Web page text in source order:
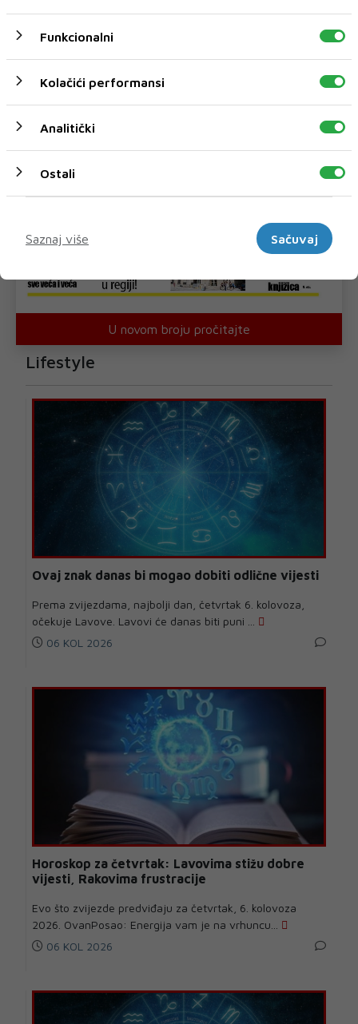
U novom broju pročitajte
Lifestyle
Ovaj znak danas bi mogao dobiti odlične vijesti
Prema zvijezdama, najbolji dan, četvrtak 6. kolovoza,
očekuje Lavove. Lavovi će danas biti puni ...
06 KOL 2026
Horoskop za četvrtak: Lavovima stižu dobre
vijesti, Rakovima frustracije
Evo što zvijezde predviđaju za četvrtak, 6. kolovoza
2026. OvanPosao: Energija vam je na vrhuncu...
06 KOL 2026
Funkcionalni
Kolačići performansi
Analitički
Ostali
Saznaj više
Sačuvaj